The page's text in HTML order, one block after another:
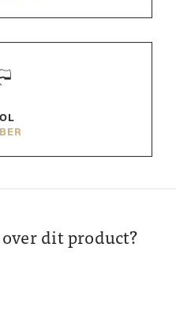
over dit product?